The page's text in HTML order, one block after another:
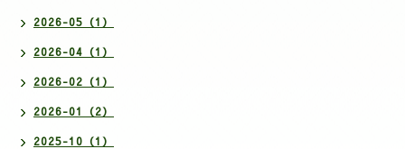
2026-05（1）
2026-04（1）
2026-02（1）
2026-01（2）
2025-10（1）